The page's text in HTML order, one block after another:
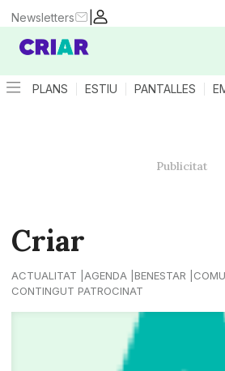
|
Newsletters
PLANS ESTIU PANTALLES
Criar
ACTUALITAT AGENDA BENESTAR
CONTINGUT PATROCINAT